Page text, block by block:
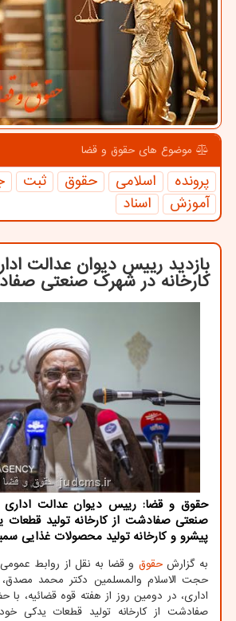
موضوع های حقوق و قضا
پرونده اسلامی حقوق ثبت
آموزش
اسناد
كارخانه در شهرك صنعتی
حقوق و قضا: رییس دیوان عدالت
صنعتی صفادشت از کارخانه تولید قطعات
پیشرو و کارخانه تولید محصولات غذایی
به گزارشحقوق و قضا به نقل از روابط
حجت الاسلام والمسلمین دکتر محمد
اداری، در دومین روز از هفته قوه قضائیه،
صفادشت از کارخانه تولید قطعات یدکی